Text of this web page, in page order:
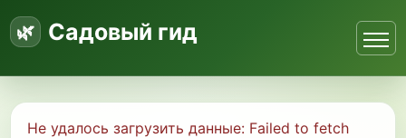
Садовый гид
Не удалось загрузить данные: Failed to fetch